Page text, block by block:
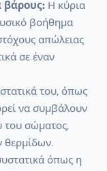
βάρους: Η κύρια
βοήθημα
απώλειας
σε έναν
του, όπως
να συμβάλουν
του σώματος,
θερμίδων.
όπως η